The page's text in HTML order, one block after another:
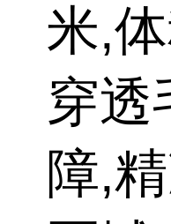
米,
穿透
障,